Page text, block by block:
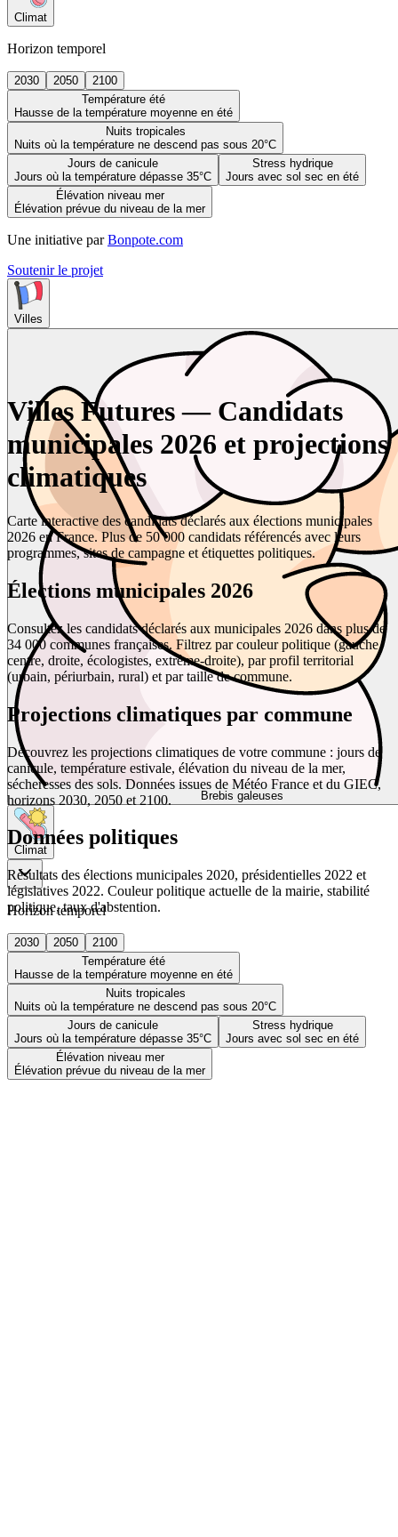
Climat
Horizon temporel
2030 2050
2100
Température été
Hausse de la température moyenne en été
Nuits tropicales
Nuits où la température ne descend pas sous 20°C
Jours de canicule
Jours où la température dépasse 35°C
Stress hydrique
Jours avec sol sec en été
Élévation niveau mer
Élévation prévue du niveau de la mer
Une initiative par Bonpote.com
Soutenir le projet
Villes
Brebis galeuses
Climat
Horizon temporel
2030 2050
2100
Température été
Hausse de la température moyenne en été
Nuits tropicales
Nuits où la température ne descend pas sous 20°C
Jours de canicule
Jours où la température dépasse 35°C
Stress hydrique
Jours avec sol sec en été
Élévation niveau mer
Élévation prévue du niveau de la mer
Villes Futures — Candidats
municipales 2026 et projections
climatiques
Carte interactive des candidats déclarés aux élections municipales
2026 en France. Plus de 50 000 candidats référencés avec leurs
programmes, sites de campagne et étiquettes politiques.
Élections municipales 2026
Consultez les candidats déclarés aux municipales 2026 dans plus de
34 000 communes françaises. Filtrez par couleur politique (gauche,
centre, droite, écologistes, extrême-droite), par profil territorial
(urbain, périurbain, rural) et par taille de commune.
Projections climatiques par commune
Découvrez les projections climatiques de votre commune : jours de
canicule, température estivale, élévation du niveau de la mer,
sécheresses des sols. Données issues de Météo France et du GIEC,
horizons 2030, 2050 et 2100.
Données politiques
Résultats des élections municipales 2020, présidentielles 2022 et
législatives 2022. Couleur politique actuelle de la mairie, stabilité
politique, taux d'abstention.